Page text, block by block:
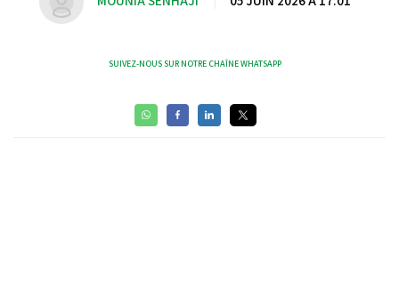
SUIVEZ-NOUS SUR NOTRE CHAÎNE WHATSAPP